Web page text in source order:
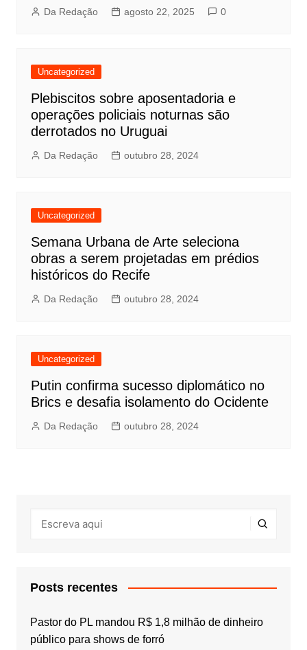
Da Redação agosto 22, 2025 0
Uncategorized
Plebiscitos sobre aposentadoria e
operações policiais noturnas são
derrotados no Uruguai
Da Redação outubro 28, 2024
Uncategorized
Semana Urbana de Arte seleciona
obras a serem projetadas em prédios
históricos do Recife
Da Redação outubro 28, 2024
Uncategorized
Putin confirma sucesso diplomático no
Brics e desafia isolamento do Ocidente
Da Redação outubro 28, 2024
Posts recentes
Pastor do PL mandou R$ 1,8 milhão de dinheiro
público para shows de forró